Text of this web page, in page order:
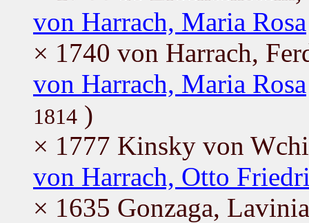
von Harrach, Maria Rosa
× 1740 von Harrach,
von Harrach, Maria Rosa
1814 )
× 1777 Kinsky von
von Harrach, Otto
× 1635 Gonzaga, Lavinia